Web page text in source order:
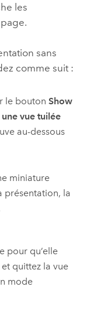
les
sans
comme suit :
le bouton Show
vue tuilée
au-dessous
miniature
présentation, la
pour qu’elle
quittez la vue
mode